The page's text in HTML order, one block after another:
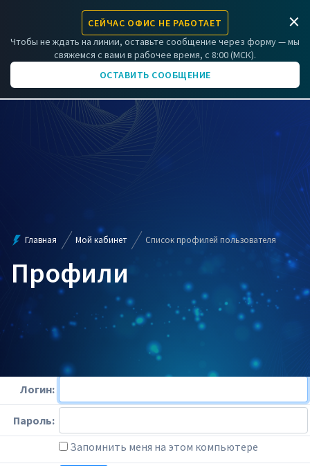
СЕЙЧАС ОФИС НЕ РАБОТАЕТ
Чтобы не ждать на линии, оставьте сообщение через форму — мы
свяжемся с вами в рабочее время, с 8:00 (МСК).
ОСТАВИТЬ СООБЩЕНИЕ
×
ЗАРЕГИСТРИРОВАТЬ КОМПРЕССОР
Главная Мой кабинет Список профилей пользователя
Профили
Для просмотра профилей необходимо авторизоваться.
Пожалуйста, авторизуйтесь:
Логин:
Пароль:
Запомнить меня на этом компьютере